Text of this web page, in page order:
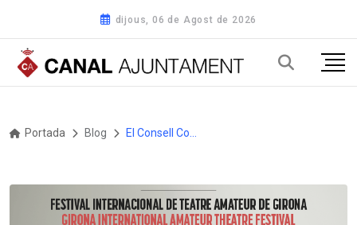
dijous, 06 de Agost de 2026
Portada Blog